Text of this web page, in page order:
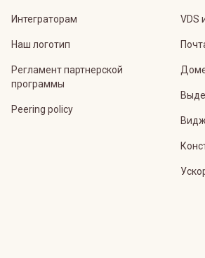
Интеграторам
Наш логотип
Регламент партнерской
программы
Peering policy
VDS